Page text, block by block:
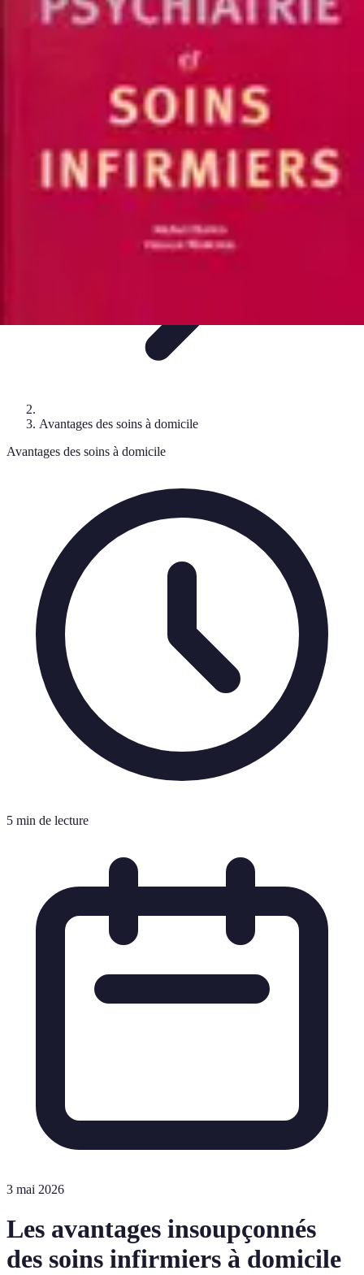
Infirmiers à Domicile
Pratiques et erreurs
Choix de l'infirmierTechnologie et
Communication et Pratiques
Infirmiers à Domicile
Avantages des soins à domicile
Avantages des soins à domicile
5 min de lecture
3 mai 2026
Les avantages insoupçonnés
des soins infirmiers à domicile